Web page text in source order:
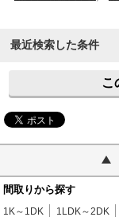
最近検索した条件
こ
間取りから探す
1K～1DK 1LDK～2DK